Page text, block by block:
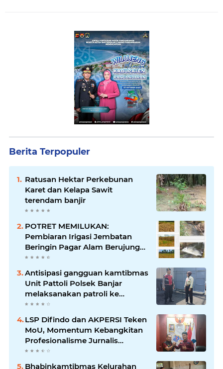
Berita Terpopuler
Ratusan Hektar Perkebunan
Karet dan Kelapa Sawit
terendam banjir
POTRET MEMILUKAN:
Pembiaran Irigasi Jembatan
Beringin Pagar Alam Berujung
'Bencana' Bagi Petani
Antisipasi gangguan kamtibmas
Unit Pattoli Polsek Banjar
melaksanakan patroli ke
tempat-tempat keramaian di
wilayah hukum
LSP Difindo dan AKPERSI Teken
MoU, Momentum Kebangkitan
Profesionalisme Jurnalis
Nasional
Bhabinkamtibmas Kelurahan